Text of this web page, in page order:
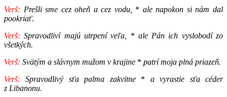
Verš: Prešli sme cez oheň a cez vodu, * ale napokon si nám dal
pookriať.
Verš: Spravodliví majú utrpení veľa, * ale Pán ich vyslobodí zo
všetkých.
Verš: Svätým a slávnym mužom v krajine * patrí moja plná priazeň.
Verš: Spravodlivý sťa palma zakvitne * a vyrastie sťa céder
z Libanonu.